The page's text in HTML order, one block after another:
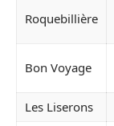
Roquebillière
Bon Voyage
Les Liserons